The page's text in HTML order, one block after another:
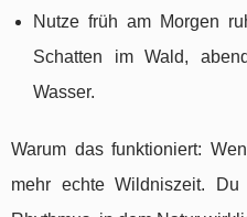
Nutze früh am Morgen
Schatten im Wald,
Wasser.
Warum das funktioniert:
mehr echte Wildniszeit.